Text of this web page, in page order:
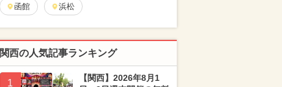
函館 浜松
関西の人気記事ランキング
1
【関西】2026年8月1